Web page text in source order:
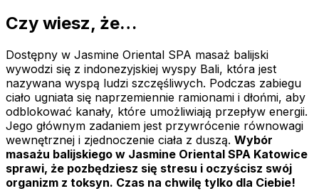
Czy wiesz, że…
Dostępny w Jasmine Oriental SPA masaż balijski
wywodzi się z indonezyjskiej wyspy Bali, która jest
nazywana wyspą ludzi szczęśliwych. Podczas zabiegu
ciało ugniata się naprzemiennie ramionami i dłońmi, aby
odblokować kanały, które umożliwiają przepływ energii.
Jego głównym zadaniem jest przywrócenie równowagi
wewnętrznej i zjednoczenie ciała z duszą. Wybór
masażu balijskiego w Jasmine Oriental SPA Katowice
sprawi, że pozbędziesz się stresu i oczyścisz swój
organizm z toksyn. Czas na chwilę tylko dla Ciebie!